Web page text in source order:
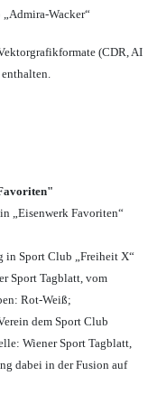
Wacker“
(CDR, AI
„Eisenwerk Favoriten“
in Sport Club „Freiheit X“
Sport Tagblatt, vom
Rot-Weiß;
dem Sport Club
Wiener Sport Tagblatt,
dabei in der Fusion auf